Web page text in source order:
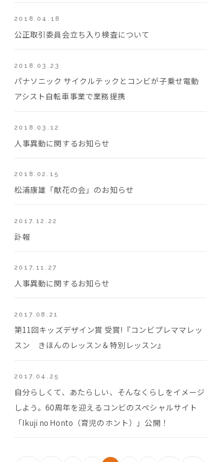
2018.04.18
公正取引委員会立ち入り検査について
2018.03.23
パナソニック サイクルテックとコンビが子乗せ電動
アシスト自転車事業で業務提携
2018.03.12
人事異動に関するお知らせ
2018.02.15
松浦康雄「献花の会」のお知らせ
2017.12.22
訃報
2017.11.27
人事異動に関するお知らせ
2017.08.21
第11回キッズデザイン賞 受賞!『コンビプレママレッ
スン きほんのレッスン＆特別レッスン』
2017.04.25
自分らしくて、あたらしい、そんなくらしをイメージ
しよう。60周年を迎えるコンビのスペシャルサイト
「Ikuji no Honto（育児のホント）」公開！